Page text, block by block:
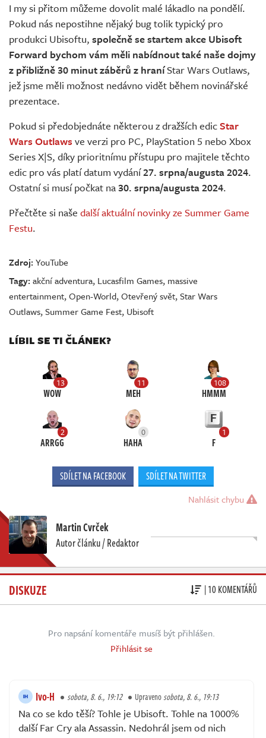
I my si přitom můžeme dovolit malé lákadlo na pondělí.
Pokud nás nepostihne nějaký bug tolik typický pro
produkci Ubisoftu, společně se startem akce Ubisoft
Forward bychom vám měli nabídnout také naše dojmy
z přibližně 30 minut záběrů z hraníStar Wars Outlaws,
jež jsme měli možnost nedávno vidět během novinářské
prezentace.
Pokud si předobjednáte některou z dražších edicStar
Wars Outlaws ve verzi pro PC, PlayStation 5 nebo Xbox
Series X|S, díky prioritnímu přístupu pro majitele těchto
edic pro vás platí datum vydání27. srpna/augusta 2024.
Ostatní si musí počkat na30. srpna/augusta 2024.
Přečtěte si naše další aktuální novinky ze Summer Game
Festu.
Zdroj:YouTube
Tagy:akční adventura, Lucasfilm Games, massive
entertainment,Open-World,Otevřený svět,Star Wars
Outlaws,Summer Game Fest, Ubisoft
LÍBIL SE TI ČLÁNEK?
13
WOW
11
MEH
108
HMMM
2
ARRGG
0
HAHA
1
F
SDÍLET NA FACEBOOK SDÍLET NA TWITTER
Nahlásit chybu
Martin Cvrček
Autor článku / Redaktor
DISKUZE | 10 KOMENTÁŘŮ
Pro napsání komentáře musíš být přihlášen.
Přihlásit se
Ivo-H sobota, 8. 6., 19:12 Upravenosobota, 8. 6., 19:13
Na co se kdo těší? Tohle je Ubisoft. Tohle na 1000%
další Far Cry ala Assassin. Nedohrál jsem od nich